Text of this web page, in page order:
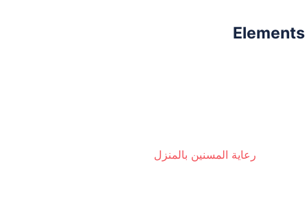
Elements
رعاية المسنين بالمنزل